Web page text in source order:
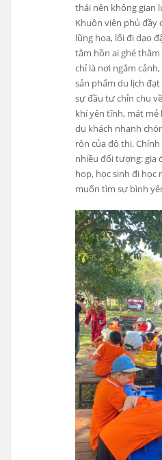
thái nên không gian
Khuôn viên phủ đầy
lũng hoa, lối đi dạo
tâm hồn ai ghé
chỉ là nơi ngắm
sản phẩm du lịch đạt
sự đầu tư chỉn chu
khí yên tĩnh, mát mẻ
du khách nhanh
rộn của đô thị.
nhiều đối tượng: gia
họp, học sinh đi học
muốn tìm sự bình